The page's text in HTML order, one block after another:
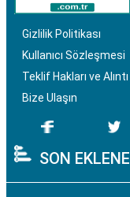
Gizlilik Politikası
Kullanıcı Sözleşmesi
Teklif Hakları ve Alıntı
Bize Ulaşın
SON